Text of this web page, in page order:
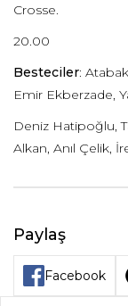
Crosse.
20.00
Besteciler:
Emir Ekberzade,
Deniz Hatipoğlu,
Alkan, Anıl Çelik,
Paylaş
Facebook